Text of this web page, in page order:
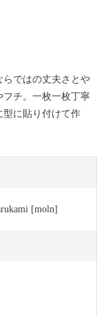
ではの丈夫さとや
フチ。一枚一枚丁寧
型に貼り付けて作
[moln]